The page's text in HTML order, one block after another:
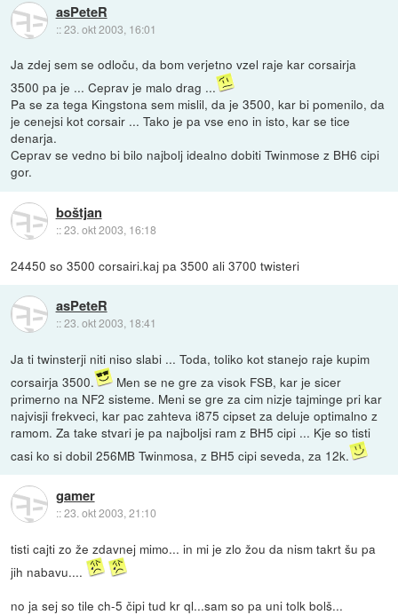
asPeteR
::23. okt 2003, 16:01
Ja zdej sem se odloču, da bom verjetno vzel raje kar corsairja
3500 pa je ... Ceprav je malo drag ...
Pa se za tega Kingstona sem mislil, da je 3500, kar bi pomenilo, da
je cenejsi kot corsair ... Tako je pa vse eno in isto, kar se tice
denarja.
Ceprav se vedno bi bilo najbolj idealno dobiti Twinmose z BH6 cipi
gor.
boštjan
::23. okt 2003, 16:18
24450 so 3500 corsairi.kaj pa 3500 ali 3700 twisteri
asPeteR
::23. okt 2003, 18:41
Ja ti twinsterji niti niso slabi ... Toda, toliko kot stanejo raje kupim
corsairja 3500.
Men se ne gre za visok FSB, kar je sicer
primerno na NF2 sisteme. Meni se gre za cim nizje tajminge pri kar
najvisji frekveci, kar pac zahteva i875 cipset za deluje optimalno z
ramom. Za take stvari je pa najboljsi ram z BH5 cipi ... Kje so tisti
casi ko si dobil 256MB Twinmosa, z BH5 cipi seveda, za 12k.
gamer
::23. okt 2003, 21:10
tisti cajti zo že zdavnej mimo... in mi je zlo žou da nism takrt šu pa
jih nabavu....
no ja sej so tile ch-5 čipi tud kr ql...sam so pa uni tolk bolš...